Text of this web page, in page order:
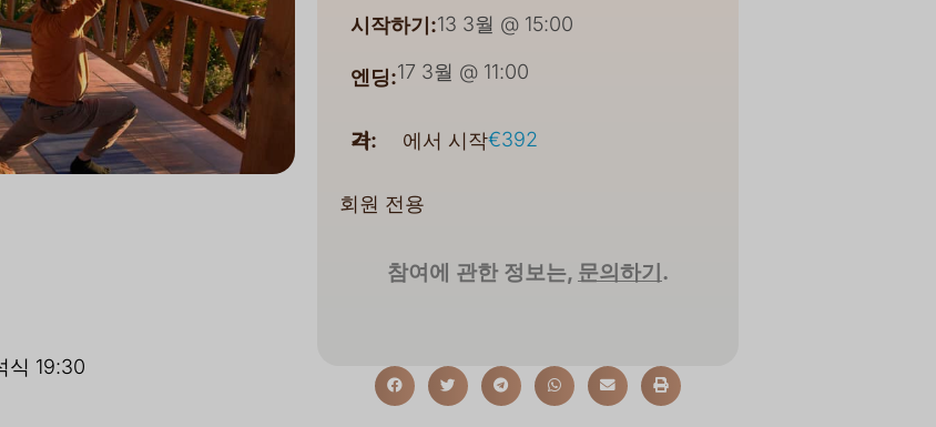
식 19:30
시작하기:13 3월 @ 15:00
엔딩:17 3월 @ 11:00
가격: 에서 시작€392
회원 전용
참여에 관한 정보는, 문의하기 .